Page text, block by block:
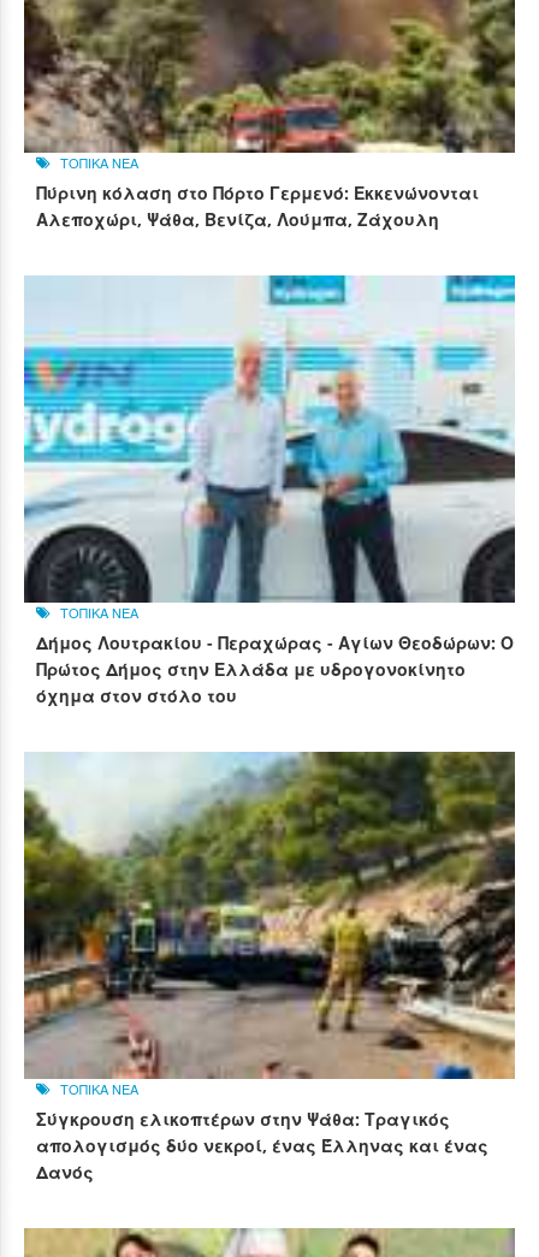
ΤΟΠΙΚΑ ΝΕΑ
Πύρινη κόλαση στο Πόρτο Γερμενό: Εκκενώνονται
Αλεποχώρι, Ψάθα, Βενίζα, Λούμπα, Ζάχουλη
ΤΟΠΙΚΑ ΝΕΑ
Δήμος Λουτρακίου - Περαχώρας - Αγίων Θεοδώρων: Ο
Πρώτος Δήμος στην Ελλάδα με υδρογονοκίνητο
όχημα στον στόλο του
ΤΟΠΙΚΑ ΝΕΑ
Σύγκρουση ελικοπτέρων στην Ψάθα: Τραγικός
απολογισμός δύο νεκροί, ένας Έλληνας και ένας
Δανός